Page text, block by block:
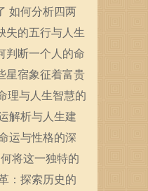
如何分析四两
失的五行与人生
判断一个人的命
星宿象征着富贵
理与人生智慧的
解析与人生建
运与性格的深
将这一独特的
机：探索历史的